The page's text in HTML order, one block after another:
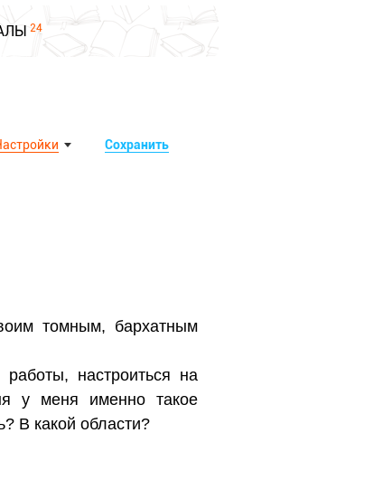
24
Сохранить
томным, бархатным
настроиться на
у меня именно такое
В какой области?